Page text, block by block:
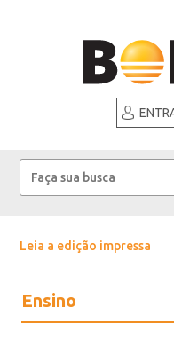
Leia a edição impressa
Ensino